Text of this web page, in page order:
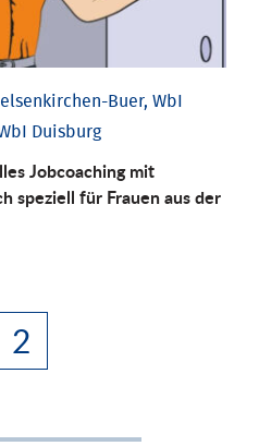
Buer, WbI
Duisburg
Jobcoaching mit
speziell für Frauen aus der
2